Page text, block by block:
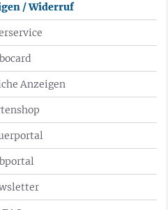
/ Widerruf
Anzeigen